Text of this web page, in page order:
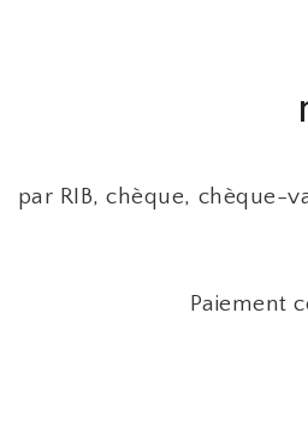
par RIB, chèque, chèque-
Paiement